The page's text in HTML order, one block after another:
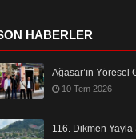
HABERLER
Ağasar’ın
10 Tem 2026
116. Dikmen